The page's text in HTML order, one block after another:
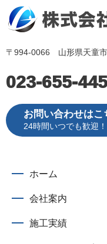
〒994-0066 山形県天童
023-655-
お問い合わせはこ
24時間いつでも歓迎！
ホーム
会社案内
施工実績